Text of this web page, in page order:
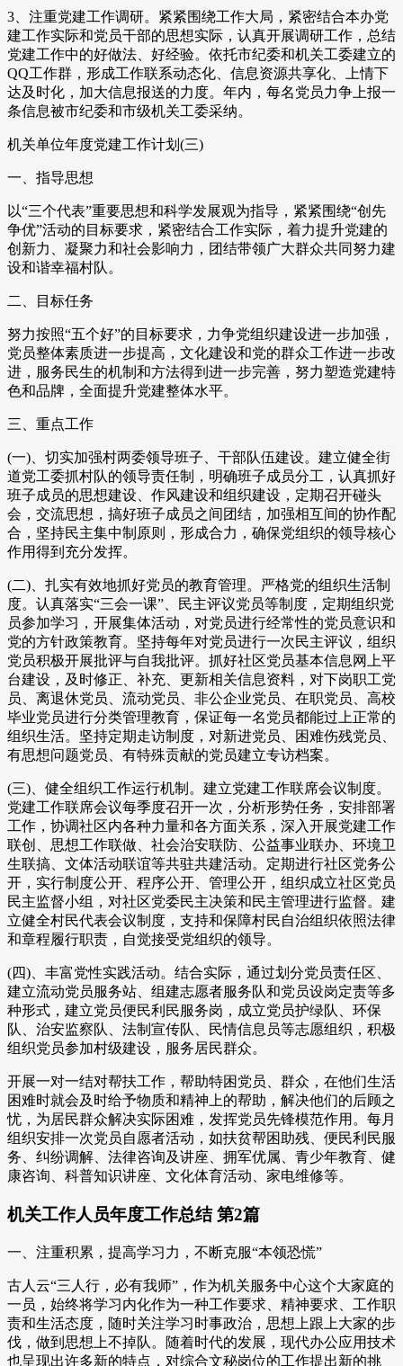
3、注重党建工作调研。紧紧围绕工作大局，紧密结合本办党
建工作实际和党员干部的思想实际，认真开展调研工作，总结
党建工作中的好做法、好经验。依托市纪委和机关工委建立的
QQ工作群，形成工作联系动态化、信息资源共享化、上情下
达及时化，加大信息报送的力度。年内，每名党员力争上报一
条信息被市纪委和市级机关工委采纳。
机关单位年度党建工作计划(三)
一、指导思想
以“三个代表”重要思想和科学发展观为指导，紧紧围绕“创先
争优”活动的目标要求，紧密结合工作实际，着力提升党建的
创新力、凝聚力和社会影响力，团结带领广大群众共同努力建
设和谐幸福村队。
二、目标任务
努力按照“五个好”的目标要求，力争党组织建设进一步加强，
党员整体素质进一步提高，文化建设和党的群众工作进一步改
进，服务民生的机制和方法得到进一步完善，努力塑造党建特
色和品牌，全面提升党建整体水平。
三、重点工作
(一)、切实加强村两委领导班子、干部队伍建设。建立健全街
道党工委抓村队的领导责任制，明确班子成员分工，认真抓好
班子成员的思想建设、作风建设和组织建设，定期召开碰头
会，交流思想，搞好班子成员之间团结，加强相互间的协作配
合，坚持民主集中制原则，形成合力，确保党组织的领导核心
作用得到充分发挥。
(二)、扎实有效地抓好党员的教育管理。严格党的组织生活制
度。认真落实“三会一课”、民主评议党员等制度，定期组织党
员参加学习，开展集体活动，对党员进行经常性的党员意识和
党的方针政策教育。坚持每年对党员进行一次民主评议，组织
党员积极开展批评与自我批评。抓好社区党员基本信息网上平
台建设，及时修正、补充、更新相关信息资料，对下岗职工党
员、离退休党员、流动党员、非公企业党员、在职党员、高校
毕业党员进行分类管理教育，保证每一名党员都能过上正常的
组织生活。坚持定期走访制度，对新进党员、困难伤残党员、
有思想问题党员、有特殊贡献的党员建立专访档案。
(三)、健全组织工作运行机制。建立党建工作联席会议制度。
党建工作联席会议每季度召开一次，分析形势任务，安排部署
工作，协调社区内各种力量和各方面关系，深入开展党建工作
联创、思想工作联做、社会治安联防、公益事业联办、环境卫
生联搞、文体活动联谊等共驻共建活动。定期进行社区党务公
开，实行制度公开、程序公开、管理公开，组织成立社区党员
民主监督小组，对社区党委民主决策和民主管理进行监督。建
立健全村民代表会议制度，支持和保障村民自治组织依照法律
和章程履行职责，自觉接受党组织的领导。
(四)、丰富党性实践活动。结合实际，通过划分党员责任区、
建立流动党员服务站、组建志愿者服务队和党员设岗定责等多
种形式，建立党员便民利民服务岗，成立党员护绿队、环保
队、治安监察队、法制宣传队、民情信息员等志愿组织，积极
组织党员参加村级建设，服务居民群众。
开展一对一结对帮扶工作，帮助特困党员、群众，在他们生活
困难时就会及时给予物质和精神上的帮助，解决他们的后顾之
忧，为居民群众解决实际困难，发挥党员先锋模范作用。每月
组织安排一次党员自愿者活动，如扶贫帮困助残、便民利民服
务、纠纷调解、法律咨询及讲座、拥军优属、青少年教育、健
康咨询、科普知识讲座、文化体育活动、家电维修等。
机关工作人员年度工作总结 第2篇
一、注重积累，提高学习力，不断克服“本领恐慌”
古人云“三人行，必有我师”，作为机关服务中心这个大家庭的
一员，始终将学习内化作为一种工作要求、精神要求、工作职
责和生活态度，随时关注学习时事政治，思想上跟上大家的步
伐，做到思想上不掉队。随着时代的发展，现代办公应用技术
也呈现出许多新的特点，对综合文秘岗位的工作提出新的挑